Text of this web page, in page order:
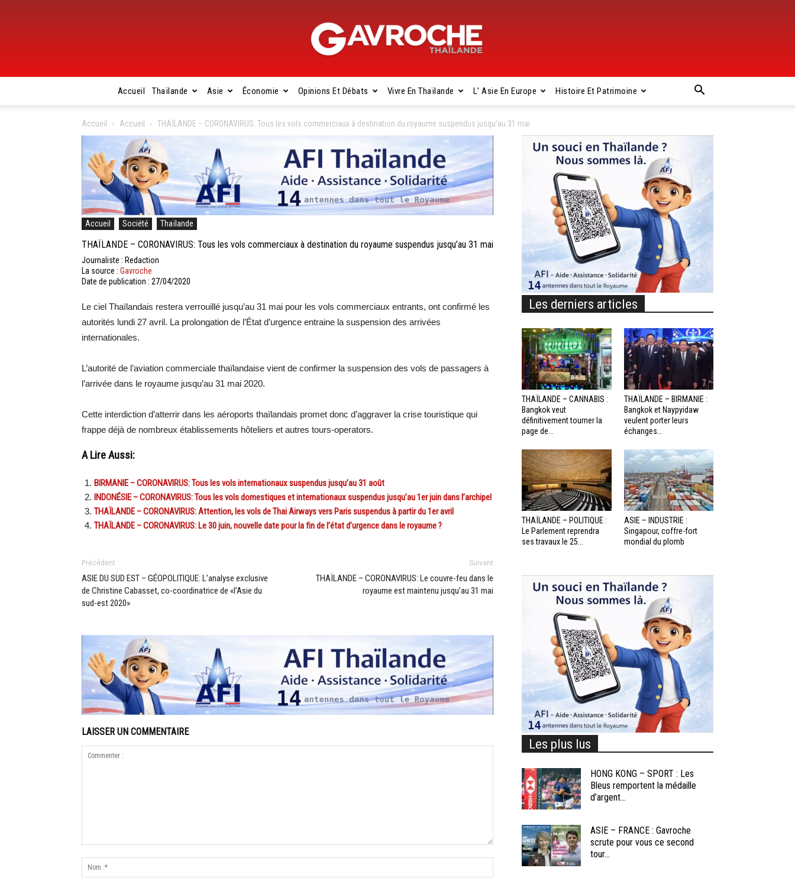
Gavroche
Thaïlande
Accueil Thaïlande Asie Économie Opinions Et Débats Vivre En Thaïlande L’ Asie En Europe Histoire Et Patrimoine
Accueil Accueil THAÏLANDE – CORONAVIRUS: Tous les vols commerciaux à destination du royaume suspendus jusqu’au 31 mai
Accueil Société Thaïlande
THAÏLANDE – CORONAVIRUS: Tous les vols commerciaux à destination du royaume suspendus jusqu’au 31 mai
Journaliste : Redaction
La source : Gavroche
Date de publication : 27/04/2020
Le ciel Thaïlandais restera verrouillé jusqu’au 31 mai pour les vols commerciaux entrants, ont confirmé les
autorités lundi 27 avril. La prolongation de l’État d’urgence entraine la suspension des arrivées
internationales.
L’autorité de l’aviation commerciale thaïlandaise vient de confirmer la suspension des vols de passagers à
l’arrivée dans le royaume jusqu’au 31 mai 2020.
Cette interdiction d’atterrir dans les aéroports thaïlandais promet donc d’aggraver la crise touristique qui
frappe déjà de nombreux établissements hôteliers et autres tours-operators.
A Lire Aussi:
BIRMANIE – CORONAVIRUS: Tous les vols internationaux suspendus jusqu’au 31 août
INDONÉSIE – CORONAVIRUS: Tous les vols domestiques et internationaux suspendus jusqu’au 1er juin dans l’archipel
THAÏLANDE – CORONAVIRUS: Attention, les vols de Thai Airways vers Paris suspendus à partir du 1er avril
THAÏLANDE – CORONAVIRUS: Le 30 juin, nouvelle date pour la fin de l’état d’urgence dans le royaume ?
Précédent
ASIE DU SUD EST – GÉOPOLITIQUE: L’analyse exclusive
de Christine Cabasset, co-coordinatrice de «l’Asie du
sud-est 2020»
Suivant
THAÏLANDE – CORONAVIRUS: Le couvre-feu dans le
royaume est maintenu jusqu’au 31 mai
LAISSER UN COMMENTAIRE
Les derniers articles
THAÏLANDE – CANNABIS :
Bangkok veut
définitivement tourner la
page de...
THAÏLANDE – BIRMANIE :
Bangkok et Naypyidaw
veulent porter leurs
échanges...
THAÏLANDE – POLITIQUE :
Le Parlement reprendra
ses travaux le 25...
ASIE – INDUSTRIE :
Singapour, coffre-fort
mondial du plomb
Les plus lus
HONG KONG – SPORT : Les
Bleus remportent la médaille
d’argent...
ASIE – FRANCE : Gavroche
scrute pour vous ce second
tour...